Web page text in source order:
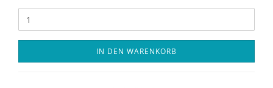
IN DEN WARENKORB